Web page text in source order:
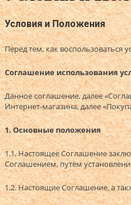
Условия и Положения
Перед тем, как
Соглашение использования
Данное соглашение, далее
Интернет-магазина, далее
1. Основные положения
1.1. Настоящее Соглашение
Соглашением, путём
1.2. Настоящие Соглашение, а